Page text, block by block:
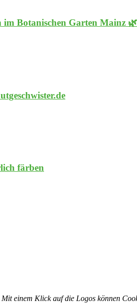
im Botanischen Garten Mainz 🌿
färben
einem Klick auf die Logos können